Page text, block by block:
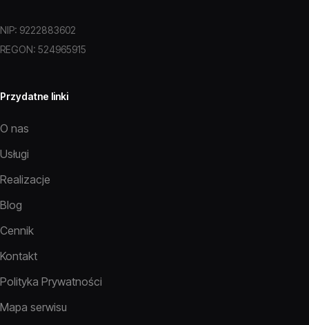
NIP: 9222883602
REGON: 524965915
Przydatne linki
O nas
Usługi
Realizacje
Blog
Cennik
Kontakt
Polityka Prywatności
Mapa serwisu